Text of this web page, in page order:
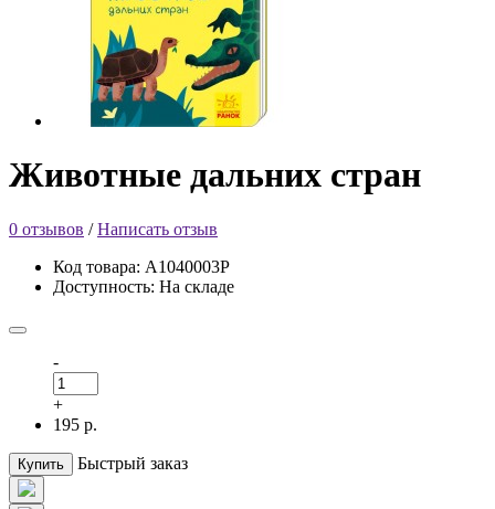
Животные дальних стран
0 отзывов /Написать отзыв
Код товара: А1040003Р
Доступность: На складе
-
+
195 р.
Купить Быстрый заказ